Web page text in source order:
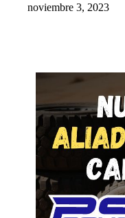
noviembre 3, 2023